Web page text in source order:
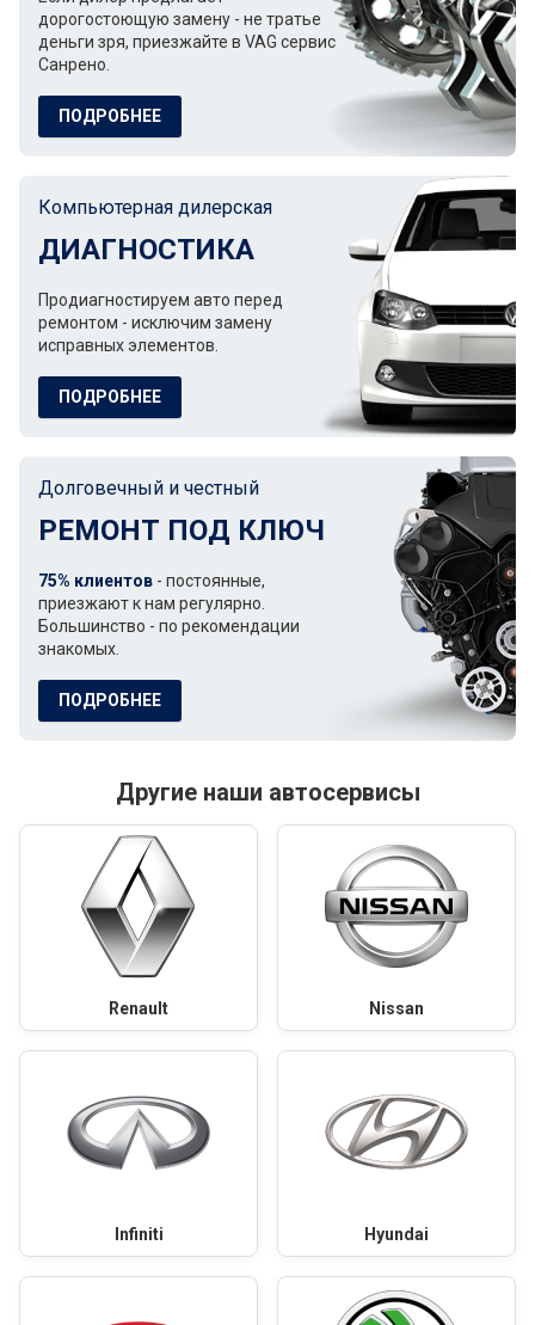
дорогостоющую замену - не тратье
деньги зря, приезжайте в VAG сервис
Санрено.
ПОДРОБНЕЕ
Компьютерная дилерская
ДИАГНОСТИКА
Продиагностируем авто перед
ремонтом - исключим замену
исправных элементов.
ПОДРОБНЕЕ
Долговечный и честный
РЕМОНТ ПОД КЛЮЧ
75% клиентов - постоянные,
приезжают к нам регулярно.
Большинство - по рекомендации
знакомых.
ПОДРОБНЕЕ
Другие наши автосервисы
Renault Nissan
Infiniti Hyundai